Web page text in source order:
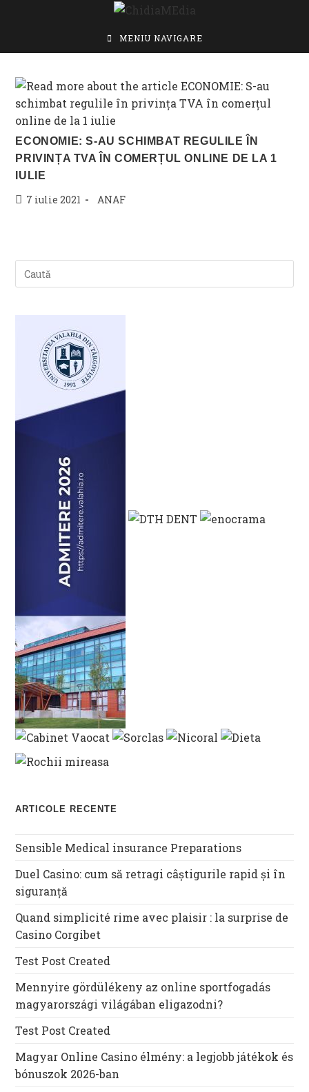
MENIU NAVIGARE
ECONOMIE: S-AU SCHIMBAT REGULILE ÎN
PRIVINȚA TVA ÎN COMERȚUL ONLINE DE LA 1
IULIE
Post7 iulie 2021
Post
ANAF
ARTICOLE RECENTE
Sensible Medical insurance Preparations
Duel Casino: cum să retragi câștigurile rapid și în
siguranță
Quand simplicité rime avec plaisir : la surprise de
Casino Corgibet
Test Post Created
Mennyire gördülékeny az online sportfogadás
magyarországi világában eligazodni?
Test Post Created
Magyar Online Casino élmény: a legjobb játékok és
bónuszok 2026-ban